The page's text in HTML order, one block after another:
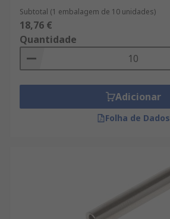
Subtotal (1 embalagem de 10 unidades)
18,76 €
Quantidade
Adicionar
Folha de Dados